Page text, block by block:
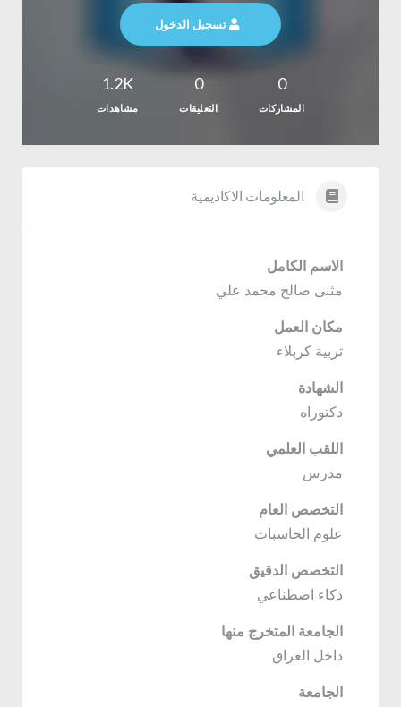
تسجيل الدخول
0
المشاركات
0
التعليقات
1.2K
مشاهدات
المعلومات الاكاديمية
الاسم الكامل
مثنى صالح محمد علي
مكان العمل
تربية كربلاء
الشهادة
دكتوراه
اللقب العلمي
مدرس
التخصص العام
علوم الحاسبات
التخصص الدقيق
ذكاء اصطناعي
الجامعة المتخرج منها
داخل العراق
الجامعة